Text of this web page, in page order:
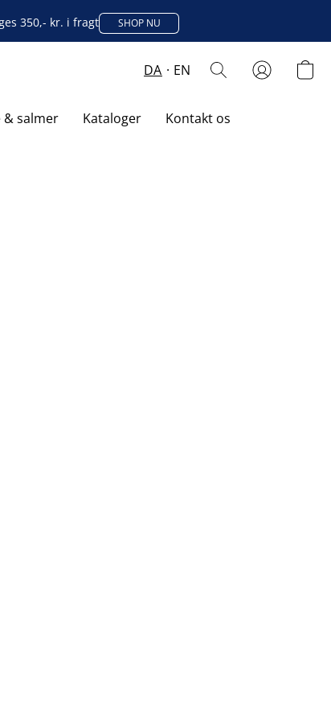
350,- kr. i fragt SHOP NU
DA EN
& salmer Kataloger Kontakt os